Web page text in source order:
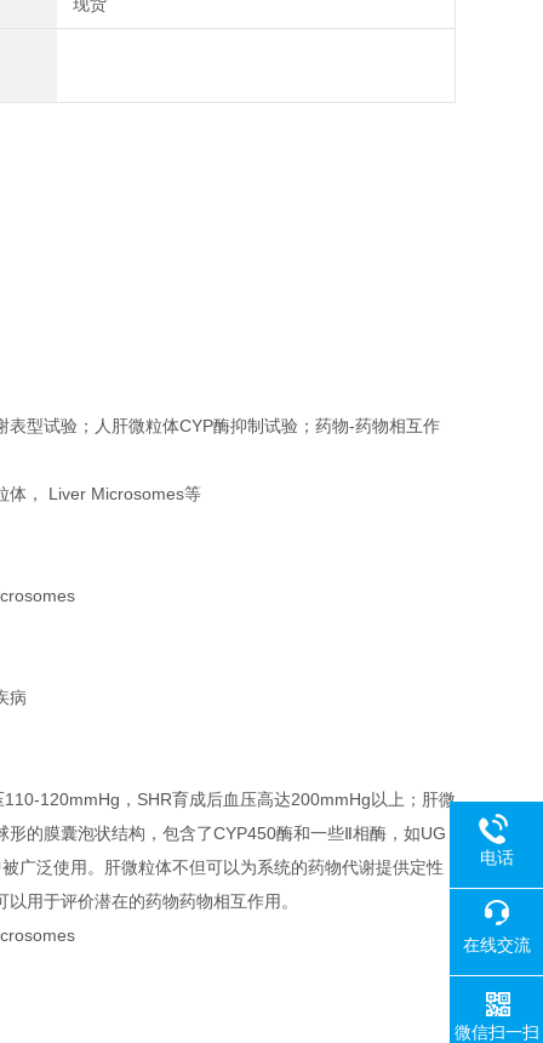
型试验；人肝微粒体CYP酶抑制试验；药物-药物相互作
体， Liver Microsomes等
病
120mmHg，SHR育成后血压高达200mmHg以上；肝微
的膜囊泡状结构，包含了CYP450酶和一些Ⅱ相酶，如UG
广泛使用。肝微粒体不但可以为系统的药物代谢提供定性
用于评价潜在的药物药物相互作用。
电话
在线交流
微信扫一扫